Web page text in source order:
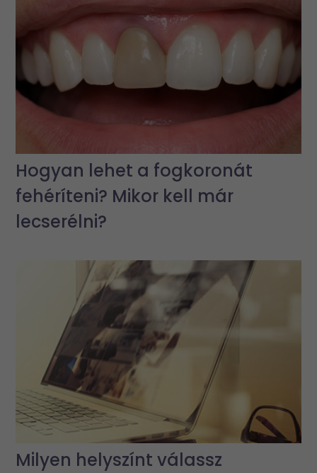
Hogyan lehet a fogkoronát
fehéríteni? Mikor kell már
lecserélni?
Milyen helyszínt válassz